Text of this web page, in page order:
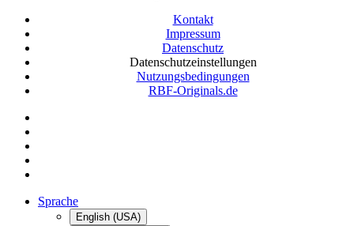
Kontakt
Impressum
Datenschutz
Datenschutzeinstellungen
Nutzungsbedingungen
RBF-Originals.de
Sprache
English (USA)